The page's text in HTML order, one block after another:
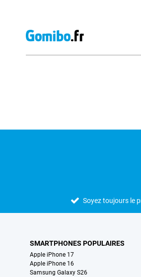
Soyez toujours le
SMARTPHONES POPULAIRES
Apple iPhone 17
Apple iPhone 16
Samsung Galaxy S26